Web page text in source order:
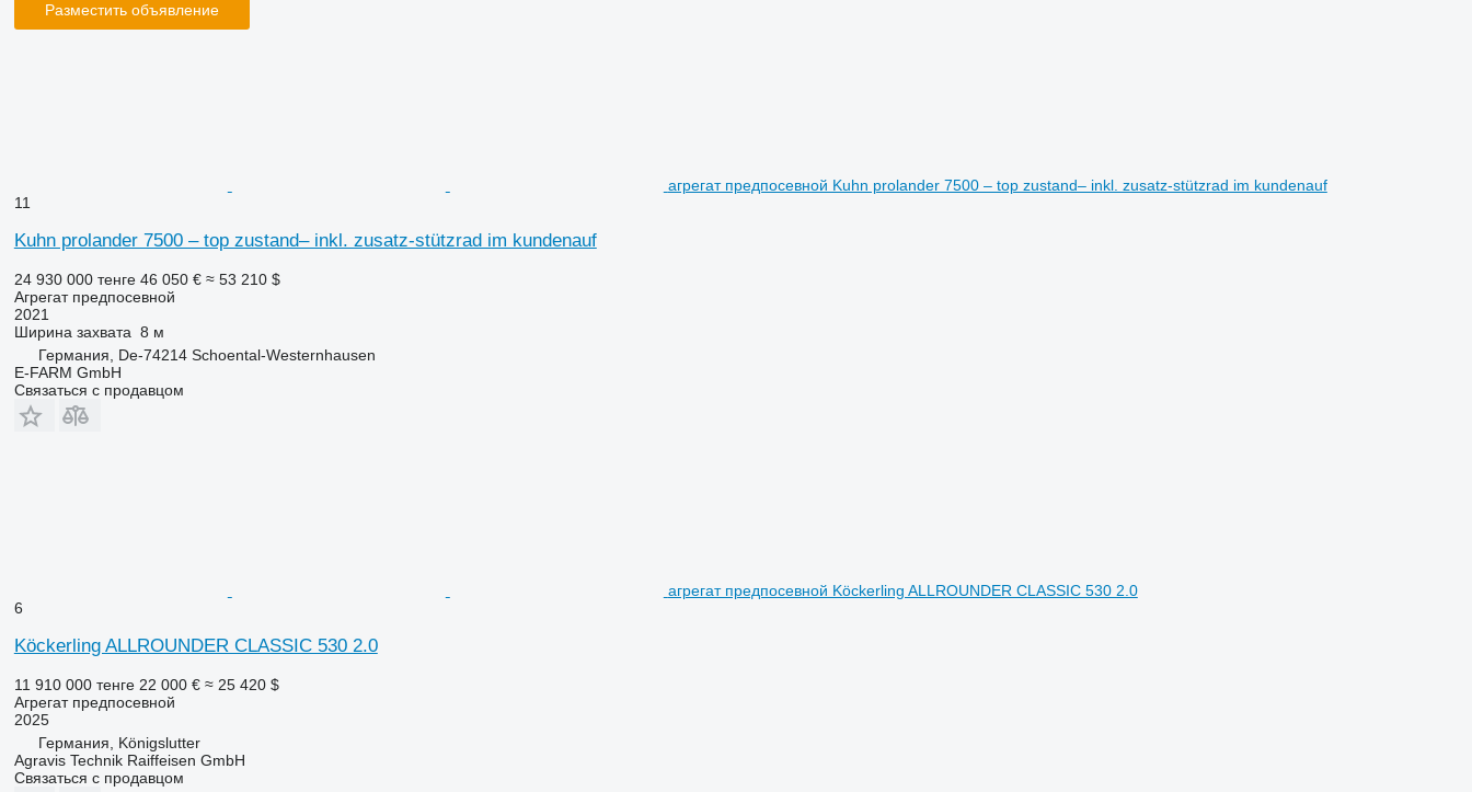
Разместить объявление
агрегат предпосевной Kuhn prolander 7500 – top zustand– inkl. zusatz-stützrad im kundenauf
11
Kuhn prolander 7500 – top zustand– inkl. zusatz-stützrad im kundenauf
24 930 000 тенге 46 050 € ≈ 53 210 $
Агрегат предпосевной
2021
Ширина захвата 8 м
Германия, De-74214 Schoental-Westernhausen
E-FARM GmbH
Связаться с продавцом
агрегат предпосевной Köckerling ALLROUNDER CLASSIC 530 2.0
6
Köckerling ALLROUNDER CLASSIC 530 2.0
11 910 000 тенге 22 000 € ≈ 25 420 $
Агрегат предпосевной
2025
Германия, Königslutter
Agravis Technik Raiffeisen GmbH
Связаться с продавцом